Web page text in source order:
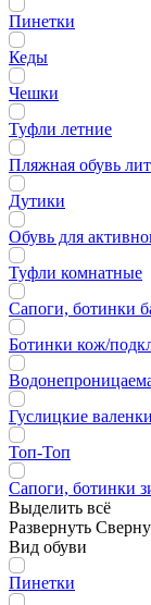
Пинетки
Кеды
Чешки
Туфли летние
Пляжная обувь
Дутики
Обувь для
Туфли комнатные
Сапоги, ботинки
Ботинки кож/
Гуслицкие валенки
Топ-Топ
Сапоги, ботинки
Выделить всё
Развернуть
Вид обуви
Пинетки